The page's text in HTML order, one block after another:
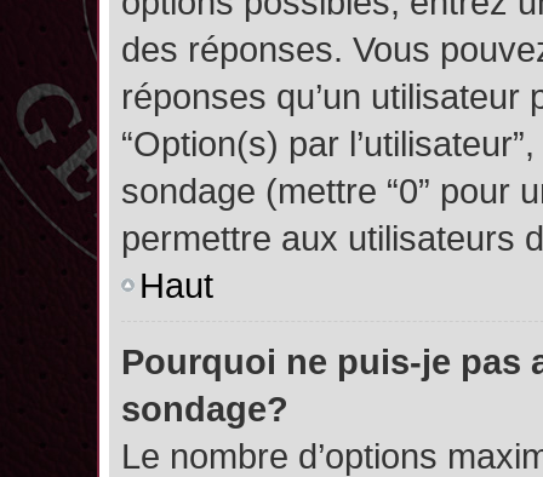
des réponses. Vous
réponses qu’un
“Option(s) par
sondage (mettre “0” pour
permettre aux utilisateurs
Haut
Pourquoi ne puis-je pas
sondage?
Le nombre d’options